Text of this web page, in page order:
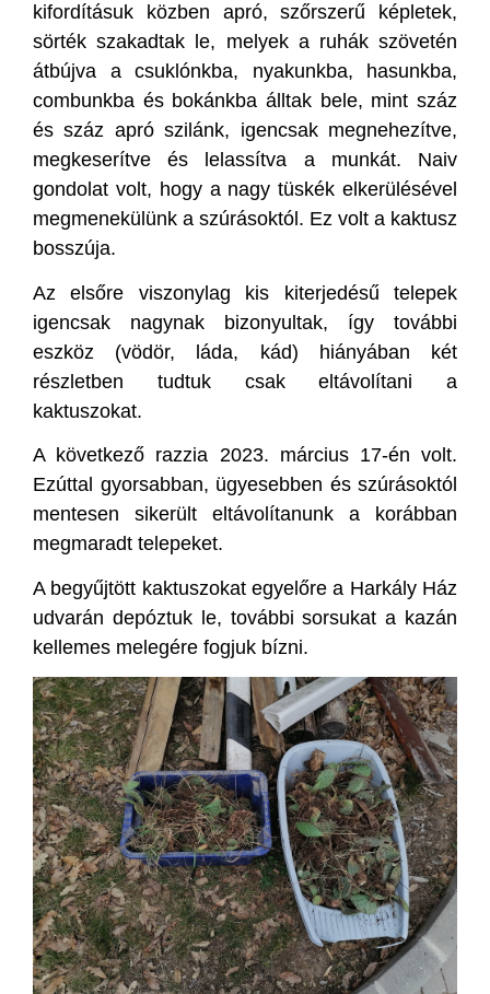
kifordításuk közben apró, szőrszerű képletek,
sörték szakadtak le, melyek a ruhák szövetén
átbújva a csuklónkba, nyakunkba, hasunkba,
combunkba és bokánkba álltak bele, mint száz
és száz apró szilánk, igencsak megnehezítve,
megkeserítve és lelassítva a munkát. Naiv
gondolat volt, hogy a nagy tüskék elkerülésével
megmenekülünk a szúrásoktól. Ez volt a kaktusz
bosszúja.
Az elsőre viszonylag kis kiterjedésű telepek
igencsak nagynak bizonyultak, így további
eszköz (vödör, láda, kád) hiányában két
részletben tudtuk csak eltávolítani a
kaktuszokat.
A következő razzia 2023. március 17-én volt.
Ezúttal gyorsabban, ügyesebben és szúrásoktól
mentesen sikerült eltávolítanunk a korábban
megmaradt telepeket.
A begyűjtött kaktuszokat egyelőre a Harkály Ház
udvarán depóztuk le, további sorsukat a kazán
kellemes melegére fogjuk bízni.